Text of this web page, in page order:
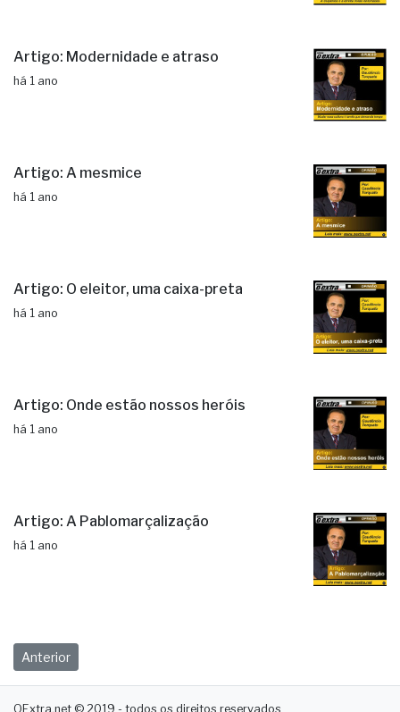
Artigo: Modernidade e atraso
há 1 ano
Artigo: A mesmice
há 1 ano
Artigo: O eleitor, uma caixa-preta
há 1 ano
Artigo: Onde estão nossos heróis
há 1 ano
Artigo: A Pablomarçalização
há 1 ano
Anterior
OExtra.net © 2019 - todos os direitos reservados